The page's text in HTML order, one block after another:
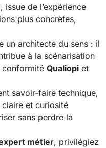
issue de l’expérience
plus concrètes,
un architecte du sens : il
à la scénarisation
conformité Qualiopi et
savoir-faire technique,
et curiosité
sans perdre la
métier, privilégiez